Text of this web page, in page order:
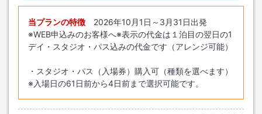
当プランの特徴 2026年10月1日～3月31日出発
※WEB申込みのお客様へ※表示の代金は１泊目の翌日の1
デイ・スタジオ・パス込みの代金です（アレンジ可能）
・スタジオ・パス（入場券）購入可（種類を選べます）
※入場日の61日前から4日前まで選択可能です。